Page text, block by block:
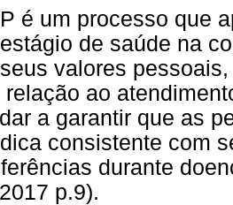
é um processo que
de saúde na
valores
relação ao
a garantir que as
consistente com
durante
p.9).